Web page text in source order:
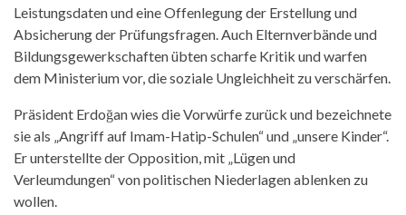
Leistungsdaten und eine Offenlegung der Erstellung und
Absicherung der Prüfungsfragen. Auch Elternverbände und
Bildungsgewerkschaften übten scharfe Kritik und warfen
dem Ministerium vor, die soziale Ungleichheit zu verschärfen.
Präsident Erdoğan wies die Vorwürfe zurück und bezeichnete
sie als „Angriff auf Imam-Hatip-Schulen“ und „unsere Kinder“.
Er unterstellte der Opposition, mit „Lügen und
Verleumdungen“ von politischen Niederlagen ablenken zu
wollen.